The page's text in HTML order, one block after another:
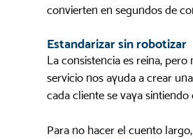
convierten en segundos de
Estandarizar sin robotizar
La consistencia es reina,
servicio nos ayuda a crear
cada cliente se vaya
Para no hacer el cuento